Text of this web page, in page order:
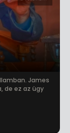
James
de ez az ügy